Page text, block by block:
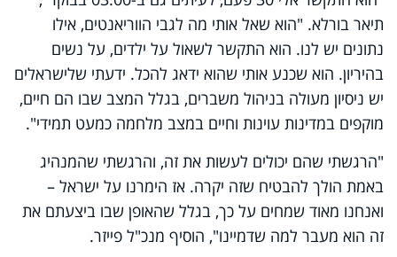
תיאר בורלא. "הוא שאל אותי מה לגבי הווריאנטים, אילו
נתונים יש לנו. הוא התקשר לשאול על ילדים, על נשים
בהיריון. הוא שכנע אותי שהוא ידאג להכל. ידעתי שלישראלים
יש ניסיון מעולה בניהול משברים, בגלל המצב שבו הם חיים,
מוקפים במדינות עוינות וחיים במצב מלחמה כמעט תמידי".
"הרגשתי שהם יכולים לעשות את זה, והרגשתי שהמנהיג
באמת הולך להבטיח שזה יקרה. אז הימרנו על ישראל –
ואנחנו מאוד שמחים על כך, בגלל שהאופן שבו ביצעתם את
זה הוא מעבר למה שדמיינו", הוסיף מנכ"ל פייזר.